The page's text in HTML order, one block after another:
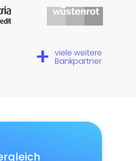
+ viele weitere
Bankpartner